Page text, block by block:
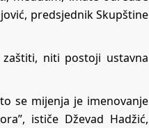
predsjednik Skupštine
niti postoji ustavna
se mijenja je imenovanje
ističe Dževad Hadžić,